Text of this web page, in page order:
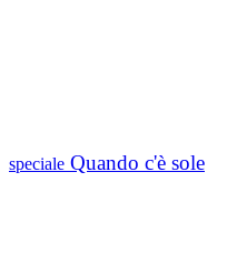
speciale Quando c'è sole